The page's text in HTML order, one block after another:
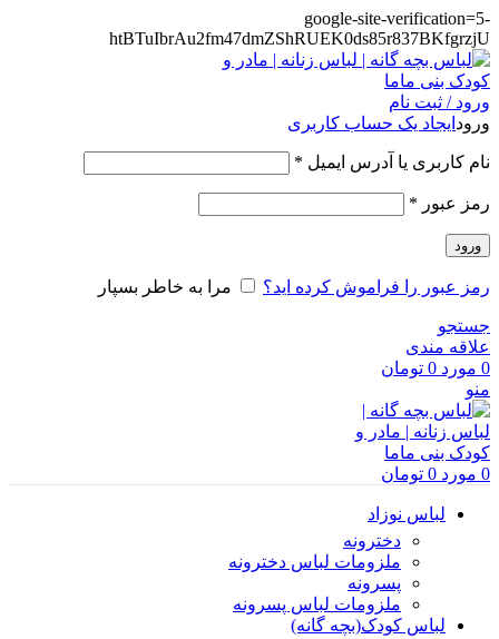
google-site-verification=5-
htBTuIbrAu2fm47dmZShRUEK0ds85r837BKfgrzjU
ورود / ثبت نام
ورود ایجاد یک حساب کاربری
نام کاربری یا آدرس ایمیل *
رمز عبور *
ورود
رمز عبور را فراموش کرده اید؟ مرا به خاطر بسپار
جستجو
علاقه مندی
0 مورد 0 تومان
منو
0 مورد 0 تومان
لباس نوزاد
دخترونه
ملزومات لباس دخترونه
پسرونه
ملزومات لباس پسرونه
لباس کودک(بچه گانه)